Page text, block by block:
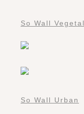
So Wall Vegetal
So Wall Urban